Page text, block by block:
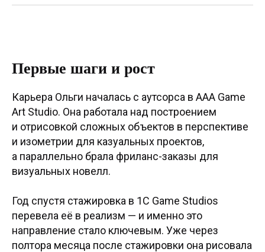
Первые шаги и рост
Карьера Ольги началась с аутсорса в AAA Game
Art Studio. Она работала над построением
и отрисовкой сложных объектов в перспективе
и изометрии для казуальных проектов,
а параллельно брала фриланс-заказы для
визуальных новелл.
Год спустя стажировка в 1C Game Studios
перевела её в реализм — и именно это
направление стало ключевым. Уже через
полтора месяца после стажировки она рисовала